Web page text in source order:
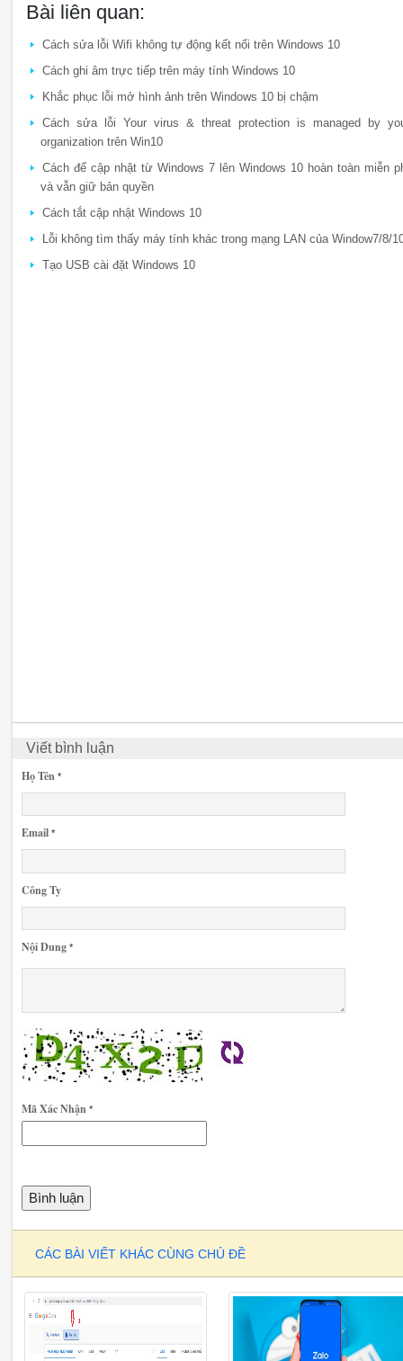
Bài liên quan:
Cách sửa lỗi Wifi không tự động kết nối trên Windows 10
Cách ghi âm trực tiếp trên máy tính Windows 10
Khắc phục lỗi mở hình ảnh trên Windows 10 bị chậm
Cách sửa lỗi Your virus & threat protection is managed by
organization trên Win10
Cách để cập nhật từ Windows 7 lên Windows 10 hoàn toàn miễn
và vẫn giữ bản quyền
Cách tắt cập nhật Windows 10
Lỗi không tìm thấy máy tính khác trong mạng LAN của Window7/8/
Tạo USB cài đặt Windows 10
Viết bình luận
Họ Tên *
Email *
Công Ty
Nội Dung *
Mã Xác Nhận *
CÁC BÀI VIẾT KHÁC CÙNG CHỦ ĐỀ